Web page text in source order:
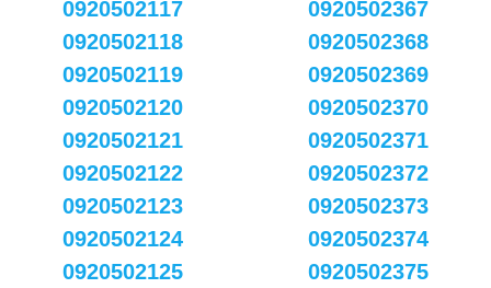
0920502117
0920502118
0920502119
0920502120
0920502121
0920502122
0920502123
0920502124
0920502125
0920502367
0920502368
0920502369
0920502370
0920502371
0920502372
0920502373
0920502374
0920502375